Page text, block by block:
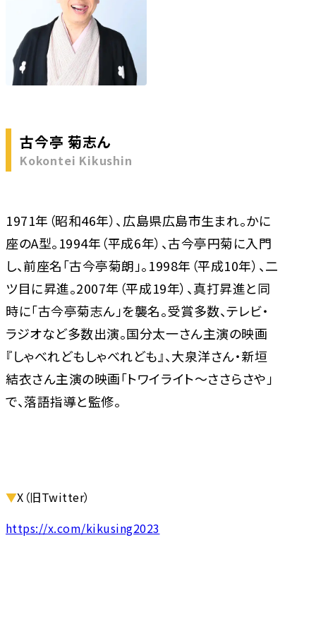
古今亭 菊志ん
Kokontei Kikushin
1971年（昭和46年）、広島県広島市生まれ。かに
座のA型。1994年（平成6年）、古今亭円菊に入門
し、前座名「古今亭菊朗」。1998年（平成10年）、二
ツ目に昇進。2007年（平成19年）、真打昇進と同
時に「古今亭菊志ん」を襲名。受賞多数、テレビ・
ラジオなど多数出演。国分太一さん主演の映画
『しゃべれどもしゃべれども』、大泉洋さん・新垣
結衣さん主演の映画「トワイライト〜ささらさや」
で、落語指導と監修。
▼X（旧Twitter）
https://x.com/kikusing2023